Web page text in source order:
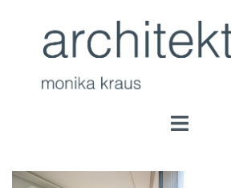
springen
Menü